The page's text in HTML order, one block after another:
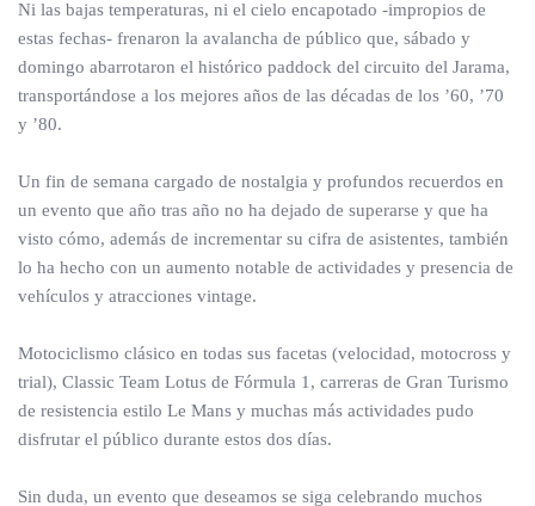
Ni las bajas temperaturas, ni el cielo encapotado -impropios de
estas fechas- frenaron la avalancha de público que, sábado y
domingo abarrotaron el histórico paddock del circuito del Jarama,
transportándose a los mejores años de las décadas de los ’60, ’70
y ’80.
Un fin de semana cargado de nostalgia y profundos recuerdos en
un evento que año tras año no ha dejado de superarse y que ha
visto cómo, además de incrementar su cifra de asistentes, también
lo ha hecho con un aumento notable de actividades y presencia de
vehículos y atracciones vintage.
Motociclismo clásico en todas sus facetas (velocidad, motocross y
trial), Classic Team Lotus de Fórmula 1, carreras de Gran Turismo
de resistencia estilo Le Mans y muchas más actividades pudo
disfrutar el público durante estos dos días.
Sin duda, un evento que deseamos se siga celebrando muchos